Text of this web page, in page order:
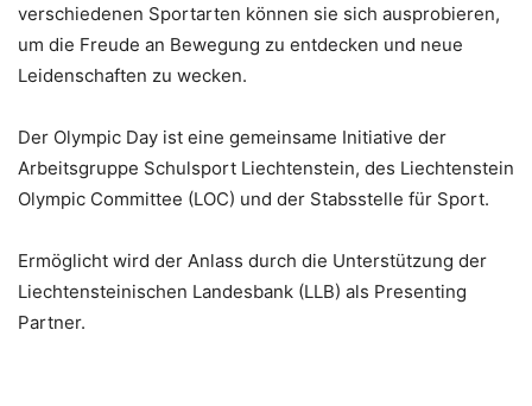
verschiedenen Sportarten können sie sich ausprobieren,
um die Freude an Bewegung zu entdecken und neue
Leidenschaften zu wecken.
Der Olympic Day ist eine gemeinsame Initiative der
Arbeitsgruppe Schulsport Liechtenstein, des Liechtenstein
Olympic Committee (LOC) und der Stabsstelle für Sport.
Ermöglicht wird der Anlass durch die Unterstützung der
Liechtensteinischen Landesbank (LLB) als Presenting
Partner.